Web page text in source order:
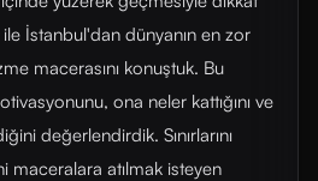
İstanbul'dan dünyanın en zor
macerasını konuştuk. Bu
ona neler kattığını ve
değerlendirdik. Sınırlarını
maceralara atılmak isteyen